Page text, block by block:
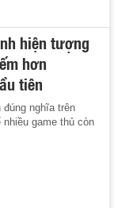
hiện tượng
hơn
tiên
đúng nghĩa trên
game thủ còn